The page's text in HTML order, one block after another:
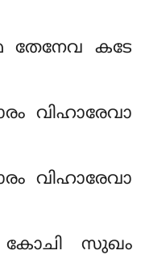
തേനേവ കടേ
വിഹാരേവാ
വിഹാരേവാ
കോചി സുഖം